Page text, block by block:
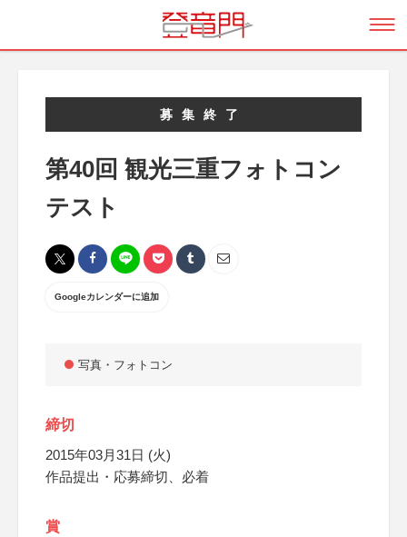
募集終了
第40回 観光三重フォトコン
テスト
Googleカレンダーに追加
写真・フォトコン
締切
2015年03月31日 (火)
作品提出・応募締切、必着
賞